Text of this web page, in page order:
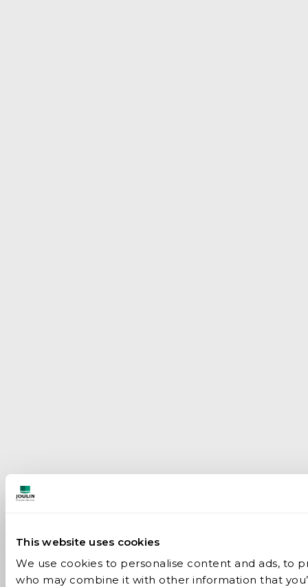
This website uses cookies
We use cookies to personalise content and ads, to
who may combine it with other information that